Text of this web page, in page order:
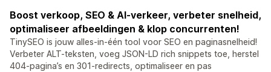
Boost verkoop, SEO & AI-verkeer, verbeter snelheid,
optimaliseer afbeeldingen & klop concurrenten!
TinySEO is jouw alles-in-één tool voor SEO en paginasnelheid!
Verbeter ALT-teksten, voeg JSON-LD rich snippets toe, herstel
404-pagina’s en 301-redirects, optimaliseer en pas